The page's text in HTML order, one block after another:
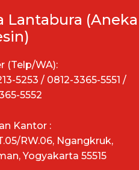
Lantabura (Aneka
(Telp/WA):
5253 / 0812-3365-5551 /
5552
Kantor :
RW.06, Ngangkruk,
Yogyakarta 55515